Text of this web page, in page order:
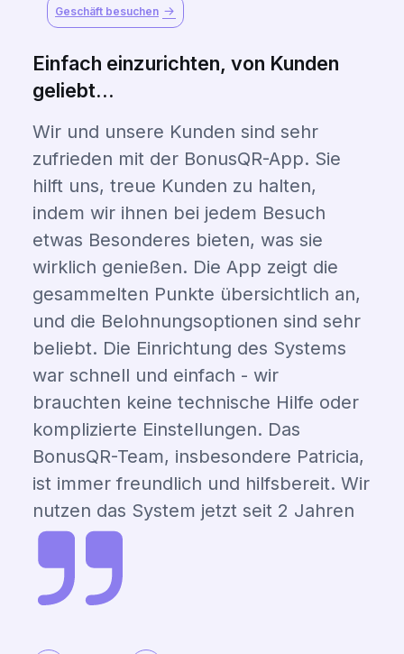
Geschäft besuchen
Einfach einzurichten, von Kunden
geliebt...
Wir und unsere Kunden sind sehr
zufrieden mit der BonusQR-App. Sie
hilft uns, treue Kunden zu halten,
indem wir ihnen bei jedem Besuch
etwas Besonderes bieten, was sie
wirklich genießen. Die App zeigt die
gesammelten Punkte übersichtlich an,
und die Belohnungsoptionen sind sehr
beliebt. Die Einrichtung des Systems
war schnell und einfach - wir
brauchten keine technische Hilfe oder
komplizierte Einstellungen. Das
BonusQR-Team, insbesondere Patricia,
ist immer freundlich und hilfsbereit. Wir
nutzen das System jetzt seit 2 Jahren
und freuen uns darauf,
weiterzumachen!